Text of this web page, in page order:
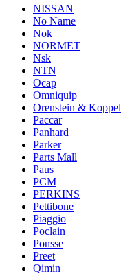
NISSAN
No Name
Nok
NORMET
Nsk
NTN
Ocap
Omniquip
Orenstein & Koppel
Paccar
Panhard
Parker
Parts Mall
Paus
PCM
PERKINS
Pettibone
Piaggio
Poclain
Ponsse
Preet
Qimin